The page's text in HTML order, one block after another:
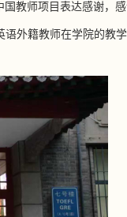
国教师项目表达感谢，
语外籍教师在学院的教